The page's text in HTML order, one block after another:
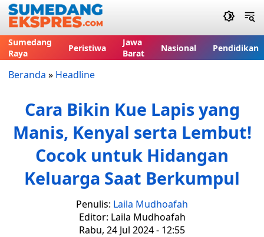
Sumedang
Raya
Peristiwa
Jawa
Barat
Nasional Pendidikan
Beranda » Headline
Cara Bikin Kue Lapis yang
Manis, Kenyal serta Lembut!
Cocok untuk Hidangan
Keluarga Saat Berkumpul
Penulis: Laila Mudhoafah
Editor: Laila Mudhoafah
Rabu, 24 Jul 2024 - 12:55